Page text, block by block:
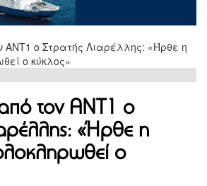
τον ΑΝΤ1 ο
«Ήρθε η
ο